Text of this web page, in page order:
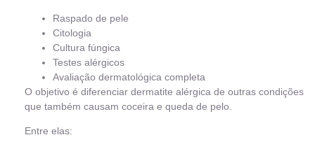
Raspado de pele
Citologia
Cultura fúngica
Testes alérgicos
Avaliação dermatológica completa
O objetivo é diferenciar dermatite alérgica de outras condições
que também causam coceira e queda de pelo.
Entre elas: